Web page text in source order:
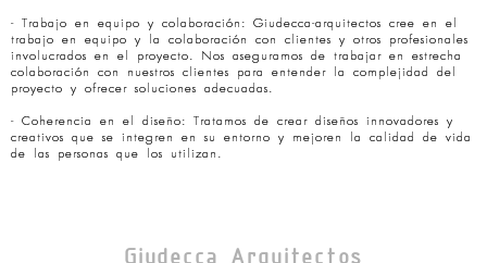
- Trabajo en equipo y colaboración: Giudecca-arquitectos cree en el
trabajo en equipo y la colaboración con clientes y otros profesionales
involucrados en el proyecto. Nos aseguramos de trabajar en estrecha
colaboración con nuestros clientes para entender la complejidad del
proyecto y ofrecer soluciones adecuadas.
- Coherencia en el diseño: Tratamos de crear diseños innovadores y
creativos que se integren en su entorno y mejoren la calidad de vida
de las personas que los utilizan.
Giudecca Arquitectos